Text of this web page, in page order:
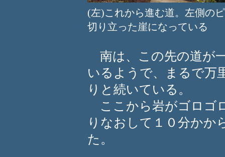
(左)これから進む道。左
切り立った崖になっている
南は、この先の道が
いるようで、まるで万
りと続いている。
ここから岩がゴロゴ
りなおして１０分かか
た。